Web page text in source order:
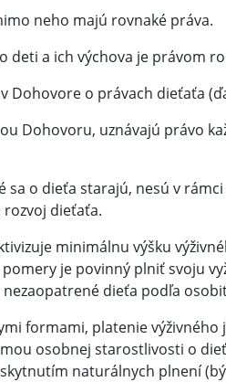
neho majú rovnaké práva.
deti a ich výchova je právom
o právach dieťaťa
Dohovoru, uznávajú právo
sa o dieťa starajú, nesú v
dieťaťa.
minimálnu výšku
je povinný plniť svoju
dieťa podľa
formami, platenie
osobnej starostlivosti o
naturálnych plnení